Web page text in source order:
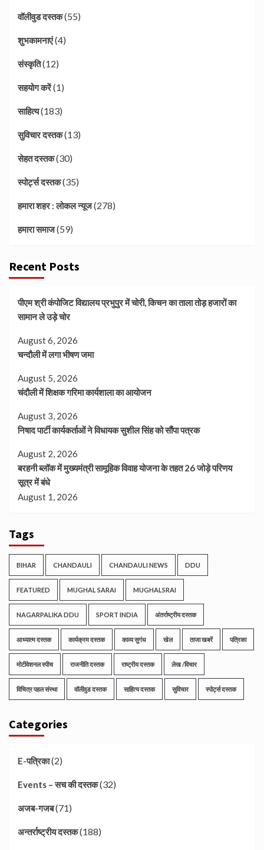
वॉलीवुड दस्तक(55)
शुभकामनाएं(4)
संस्कृति(12)
सहयोग करें(1)
साहित्य(183)
सुविचार दस्तक(13)
सेहत दस्तक(30)
स्पोर्ट्स दस्तक(35)
हमारा शहर : लोकल न्यूज(278)
हमारा समाज(59)
Recent Posts
पीएम श्री कंपोजिट विद्यालय प्रभुपुर में चोरी, किचन का ताला तोड़ हजारों का
सामान ले उड़े चोर
August 6, 2026
चन्दौली में लगा भीषण जमा
August 5, 2026
चंदौली में शिक्षक गरिमा कार्यशाला का आयोजन
August 3, 2026
निषाद पार्टी कार्यकर्ताओं ने विधायक सुशील सिंह को सौंपा पत्रक
August 2, 2026
बरहनी ब्लॉक में मुख्यमंत्री सामूहिक विवाह योजना के तहत 26 जोड़े परिणय
सूत्र में बंधे
August 1, 2026
Tags
BIHAR CHANDAULI CHANDAULI NEWS DDU
FEATURED MUGHAL SARAI MUGHALSRAI
NAGARPALIKA DDU SPORT INDIA अंतर्राष्ट्रीय दस्तक
आध्यात्म दस्तक कार्यक्रम दस्तक काव्य सुगंध खेल ताजा खबरें पत्रिका
मोटीवेशनल स्पीच राजनीति दस्तक राष्ट्रीय दस्तक लेख /विचार
विचित्र पहल संस्था वॉलीवुड दस्तक साहित्य दस्तक सुविचार स्पोर्ट्स दस्तक
Categories
E-पत्रिका(2)
Events – सच की दस्तक(32)
अजब-गजब(71)
अन्तर्राष्ट्रीय दस्तक(188)